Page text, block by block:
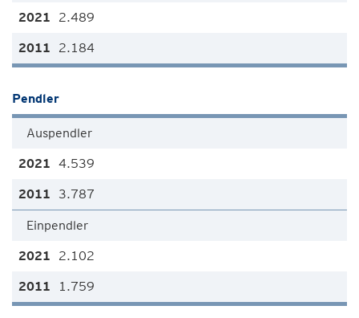
2.489
2.184
Pendler
Auspendler
4.539
3.787
Einpendler
2.102
1.759